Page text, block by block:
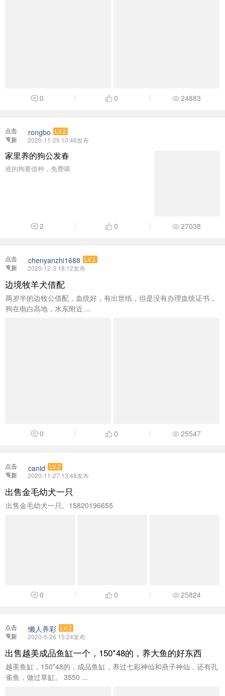
0 0 24883
点击
重新
rongbo LV.2
2020-11-25 10:46发布
家里养的狗公发春
谁的狗要借种，免费噶
2 0 27038
点击
重新
chenyanzhi1688 LV.1
2020-12-3 18:12发布
边境牧羊犬借配
两岁半的边牧公借配，血统好，有出世纸，但是没有办理血统证书，
狗在电白高地，水东附近 ...
0 0 25547
点击
重新
canid LV.2
2020-11-27 13:48发布
出售金毛幼犬一只
出售金毛幼犬一只。15820196655
0 0 25824
点击
重新
懒人养彩 LV.2
2020-5-26 15:24发布
出售越美成品鱼缸一个，150*48的，养大鱼的好东西
越美鱼缸，150*48的，成品鱼缸，养过七彩神仙和燕子神仙，还有孔
雀鱼，做过草缸。 3550 ...